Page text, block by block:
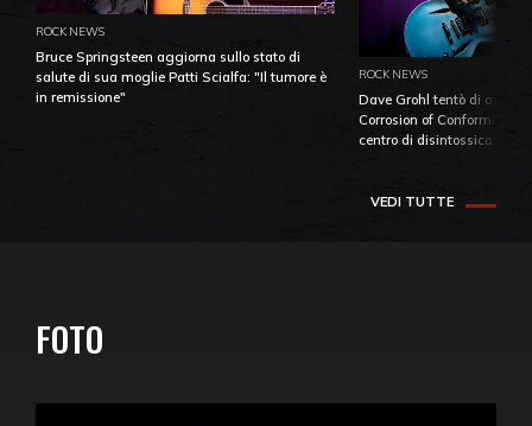
ROCK NEWS
Bruce Springsteen aggiorna sullo stato di
salute di sua moglie Patti Scialfa: "Il tumore è
in remissione"
ROCK NEWS
Dave Grohl tentò di
Corrosion of Conformity
centro di
VEDI TUTTE
FOTO